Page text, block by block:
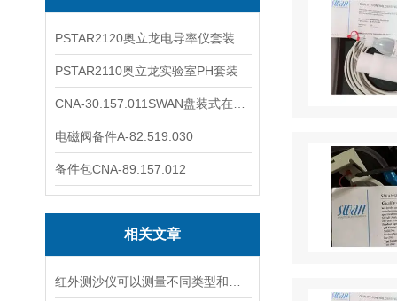
PSTAR2120奥立龙电导率仪套装
PSTAR2110奥立龙实验室PH套装
电磁阀备件A-82.519.030
备件包CNA-89.157.012
相关文章